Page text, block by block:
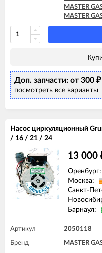
MASTER
MASTER
Доп. запчасти: от 300 ₽
посмотреть все варианты
Насос циркуляционный
/ 16 / 21 / 24
13 000
Оренбург:
Москва:
Санкт-
Барнаул:
Артикул 2050118
Бренд MASTER